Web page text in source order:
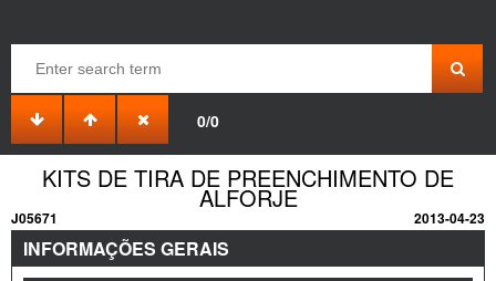
0/0
KITS DE TIRA DE PREENCHIMENTO DE
ALFORJE
J05671 2013-04-23
INFORMAÇÕES GERAIS